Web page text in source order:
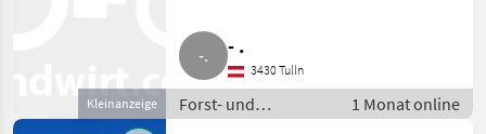
Kleinanzeige
- .
3430 Tulln
Forst- und
Holztechnik /
1 Monat online